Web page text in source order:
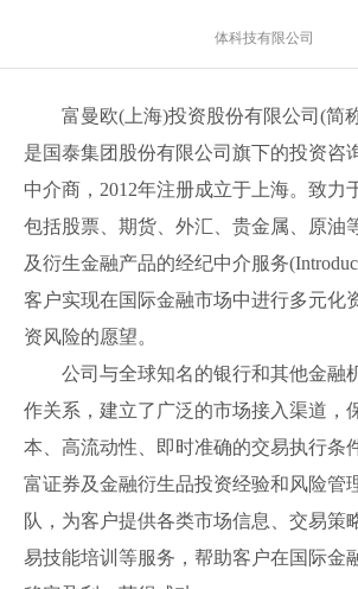
体科技有限公司
富曼欧(上海)投资股份有限公司(简称
是国泰集团股份有限公司旗下的投资咨
中介商，2012年注册成立于上海。致力
包括股票、期货、外汇、贵金属、原油
及衍生金融产品的经纪中介服务
客户实现在国际金融市场中进行多元化
资风险的愿望。
公司与全球知名的银行和其他金融
作关系，建立了广泛的市场接入渠道，
本、高流动性、即时准确的交易执行条
富证券及金融衍生品投资经验和风险管
队，为客户提供各类市场信息、交易策
易技能培训等服务，帮助客户在国际金